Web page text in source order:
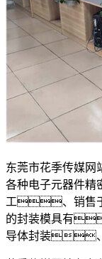
东莞市花季传媒网
各种电子元器件
工、销售
的封装模具有
导体封装